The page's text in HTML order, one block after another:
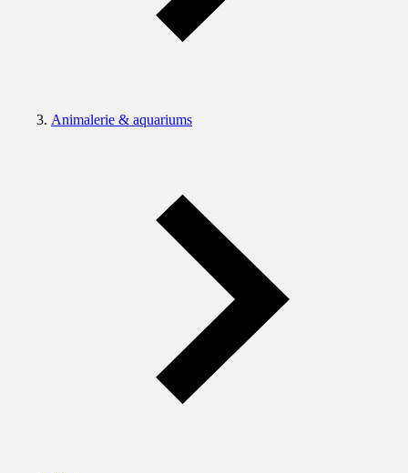
Animalerie & aquariums